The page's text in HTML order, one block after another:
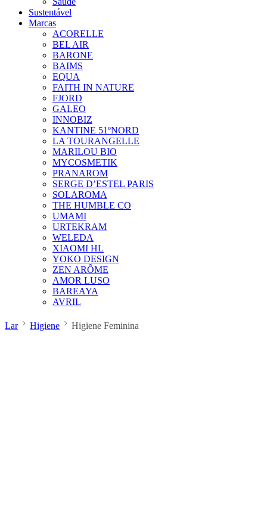
Sustentável
Marcas
ACORELLE
BEL AIR
BARONE
BAIMS
EQUA
FAITH IN NATURE
FJORD
GALEO
INNOBIZ
KANTINE 51ºNORD
LA TOURANGELLE
MARILOU BIO
MYCOSMETIK
PRANAROM
SERGE D’ESTEL PARIS
SOLAROMA
THE HUMBLE CO
UMAMI
URTEKRAM
WELEDA
XIAOMI HL
YOKO DESIGN
ZEN ARÔME
AMOR LUSO
BAREAYA
AVRIL
Lar Higiene Higiene Feminina